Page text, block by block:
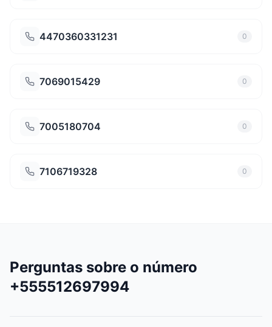
4470360331231 0
7069015429 0
7005180704 0
7106719328 0
Perguntas sobre o número
+555512697994